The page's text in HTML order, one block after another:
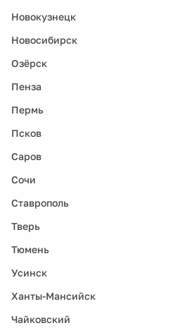
Новокузнецк
Новосибирск
Озёрск
Пенза
Пермь
Псков
Саров
Сочи
Ставрополь
Тверь
Тюмень
Усинск
Ханты-Мансийск
Чайковский